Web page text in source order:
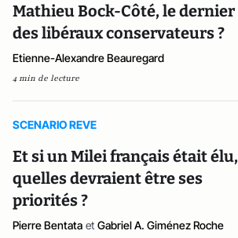
Mathieu Bock-Côté, le dernier
des libéraux conservateurs ?
Etienne-Alexandre Beauregard
4 min de lecture
SCENARIO REVE
Et si un Milei français était élu,
quelles devraient être ses
priorités ?
Pierre Bentata et Gabriel A. Giménez Roche